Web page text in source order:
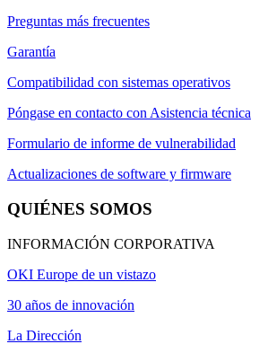
Preguntas más frecuentes
Garantía
Compatibilidad con sistemas operativos
Póngase en contacto con Asistencia técnica
Formulario de informe de vulnerabilidad
Actualizaciones de software y firmware
QUIÉNES SOMOS
INFORMACIÓN CORPORATIVA
OKI Europe de un vistazo
30 años de innovación
La Dirección